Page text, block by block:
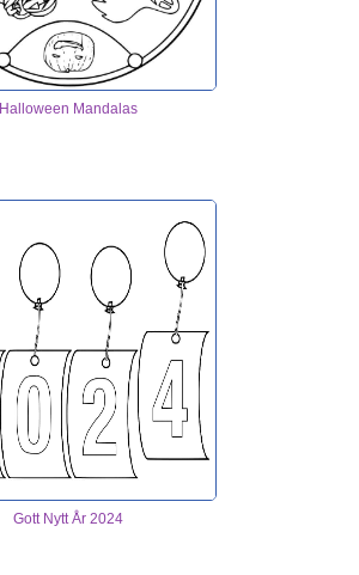
Halloween Mandalas
Gott Nytt År 2024